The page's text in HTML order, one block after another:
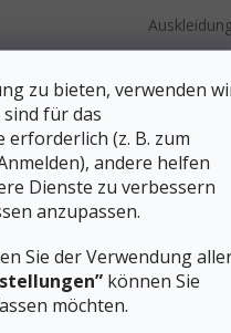
zu bieten, verwenden
für das
(z. B. zum
andere helfen
Dienste zu verbessern
anzupassen.
Sie der Verwendung
können Sie
möchten.
Gelände
für den
und verhindert das
und
sie vor
Oberteil
Technologie
Obere
Lebenslang